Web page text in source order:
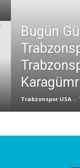
Bugün
Trabzonspor USA -